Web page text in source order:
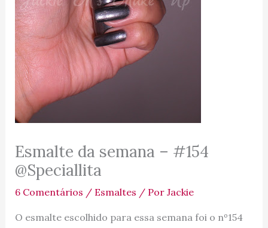
Esmalte da semana – #154
@Speciallita
6 Comentários / Esmaltes / Por Jackie
O esmalte escolhido para essa semana foi o nº154